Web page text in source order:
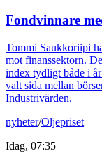
Fondvinnare
Tommi Saukkoriipi
mot finanssektorn.
index tydligt både i
valt sida mellan
Industrivärden.
nyheter/Oljepriset
Idag, 07:35